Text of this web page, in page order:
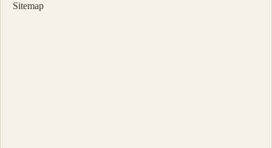
Sitemap